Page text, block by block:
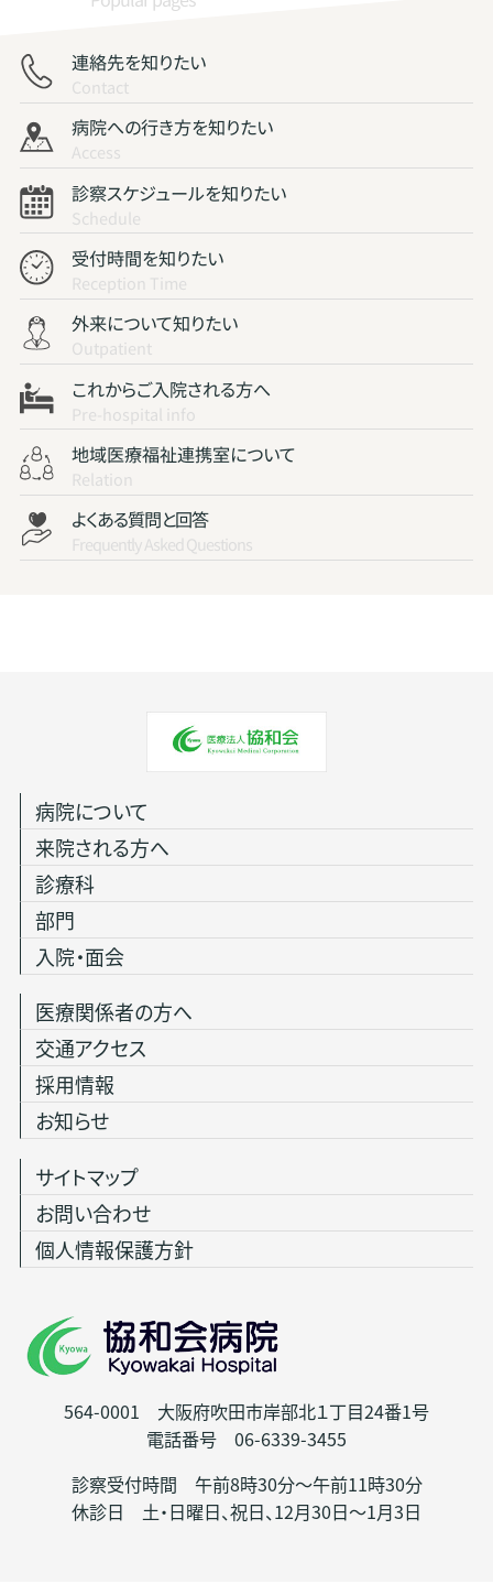
連絡先を知りたい
Contact
病院への行き方を知りたい
Access
診察スケジュールを知りたい
Schedule
受付時間を知りたい
Reception Time
外来について知りたい
Outpatient
これからご入院される方へ
Pre-hospital info
地域医療福祉連携室について
Relation
よくある質問と回答
Frequently Asked Questions
564-0001 大阪府吹田市岸部北１丁目24番1号
電話番号 06-6339-3455
診察受付時間 午前8時30分～午前11時30分
休診日 土・日曜日、祝日、12月30日～1月3日
病院について
来院される方へ
診療科
部門
入院・面会
医療関係者の方へ
交通アクセス
採用情報
お知らせ
サイトマップ
お問い合わせ
個人情報保護方針